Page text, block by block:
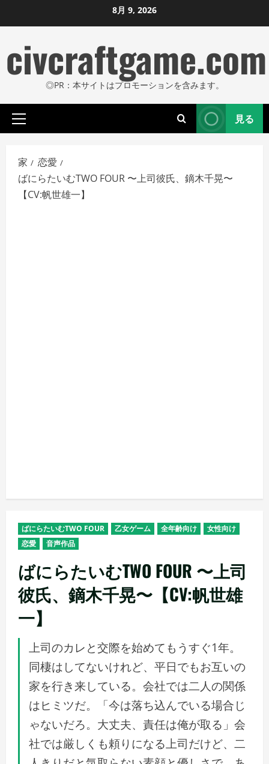
ン
ン
ツ
ス
ッ
8月 9, 2026
civcraftgame.com
◎PR：本サイトはプロモーションを含みます。
プ
イ
マ
リ
メ
見る
家
恋愛
ばにらたいむTWO FOUR 〜上司彼氏、鏑木千晃〜
【CV:帆世雄一】
ばにらたいむTWO FOUR 乙女ゲーム 全年齢向け
女性向け
恋愛
音声作品
ばにらたいむTWO FOUR 〜上司
彼氏、鏑木千晃〜【CV:帆世雄
一】
上司のカレと交際を始めてもうすぐ1年。
同棲はしてないけれど、平日でもお互いの
家を行き来している。会社では二人の関係
はヒミツだ。「今は落ち込んでいる場合じ
ゃないだろ。大丈夫、責任は俺が取る」会
社では厳しくも頼りになる上司だけど、二